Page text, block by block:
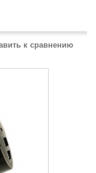
к сравнению